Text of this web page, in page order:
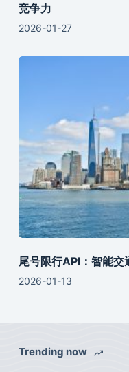
竞争力
2026-01-27
尾号限行API：智能
2026-01-13
Trending now